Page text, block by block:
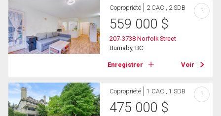
Copropriété 2 CAC , 2 SDB
559 000 $
207-3738 Norfolk Street
Burnaby, BC
Enregistrer Voir
?
Copropriété 1 CAC , 1 SDB
475 000 $
?